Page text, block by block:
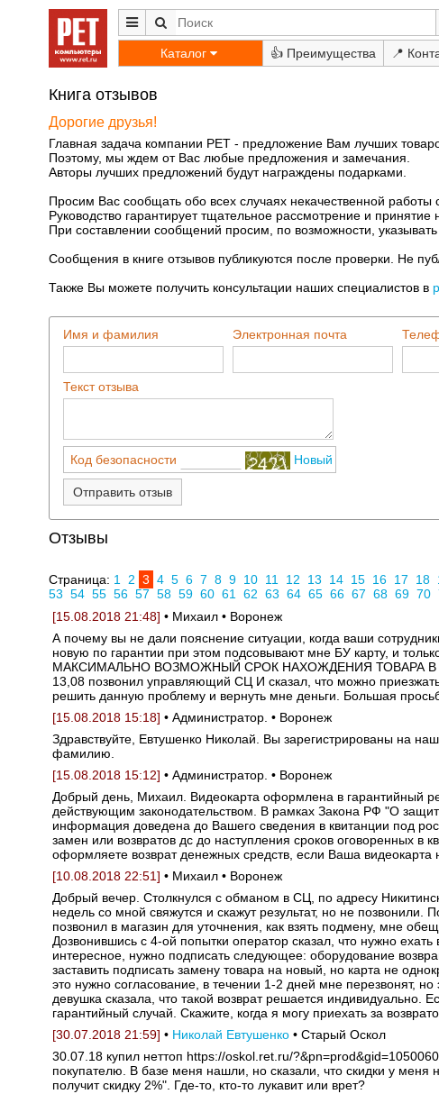
Каталог 👍 📍
Книга отзывов
Дорогие друзья!
Главная задача компании РЕТ - предложение Вам лучших
Поэтому, мы ждем от Вас любые предложения и замечания.
Авторы лучших предложений будут награждены подарками.
Просим Вас сообщать обо всех случаях некачественной работы
Руководство гарантирует тщательное рассмотрение и
При составлении сообщений просим, по возможности,
Сообщения в книге отзывов публикуются после проверки. Не
Также Вы можете получить консультации наших специалистов в
Имя и фамилия Электронная почта
Текст отзыва
Код безопасности Новый
Отправить отзыв
Отзывы
Страница: 1 2 3 4 5 6 7 8 9 10 11 12 13 14 15 16 17 18
53 54 55 56 57 58 59 60 61 62 63 64 65 66 67 68 69 70
[15.08.2018 21:48] • Михаил • Воронеж
А почему вы не дали пояснение ситуации, когда ваши
новую по гарантии при этом подсовывают мне БУ карту, и
МАКСИМАЛЬНО ВОЗМОЖНЫЙ СРОК НАХОЖДЕНИЯ ТОВАРА В
13,08 позвонил управляющий СЦ И сказал, что можно
решить данную проблему и вернуть мне деньги. Большая
[15.08.2018 15:18] • Администратор. • Воронеж
Здравствуйте, Евтушенко Николай. Вы зарегистрированы на
фамилию.
[15.08.2018 15:12] • Администратор. • Воронеж
Добрый день, Михаил. Видеокарта оформлена в гарантийный
действующим законодательством. В рамках Закона РФ "О
информация доведена до Вашего сведения в квитанции под
замен или возвратов дс до наступления сроков оговоренных
оформляете возврат денежных средств, если Ваша видеокарта
[10.08.2018 22:51] • Михаил • Воронеж
Добрый вечер. Столкнулся с обманом в СЦ, по адресу
недель со мной свяжутся и скажут результат, но не
позвонил в магазин для уточнения, как взять подмену, мне
Дозвонившись с 4-ой попытки оператор сказал, что нужно
интересное, нужно подписать следующее: оборудование
заставить подписать замену товара на новый, но карта не
это нужно согласование, в течении 1-2 дней мне перезвонят,
девушка сказала, что такой возврат решается индивидуально.
гарантийный случай. Скажите, когда я могу приехать за
[30.07.2018 21:59] • Николай Евтушенко• Старый Оскол
30.07.18 купил неттоп https://oskol.ret.ru/
покупателю. В базе меня нашли, но сказали, что скидки у меня
получит скидку 2%". Где-то, кто-то лукавит или врет?